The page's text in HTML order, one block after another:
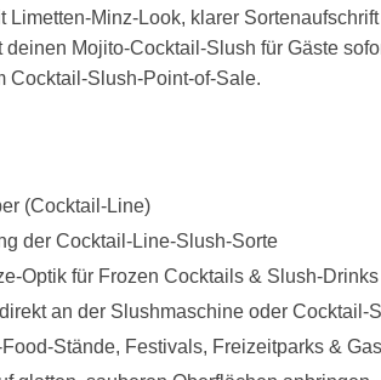
Minz-Look, klarer Sortenaufschrift
Mojito-Cocktail-Slush für Gäste
Cocktail-Slush-Point-of-Sale.
(Cocktail-Line)
der Cocktail-Line-Slush-Sorte
Optik für Frozen Cocktails & Slush-Drinks
an der Slushmaschine oder Cocktail-
Stände, Festivals, Freizeitparks &